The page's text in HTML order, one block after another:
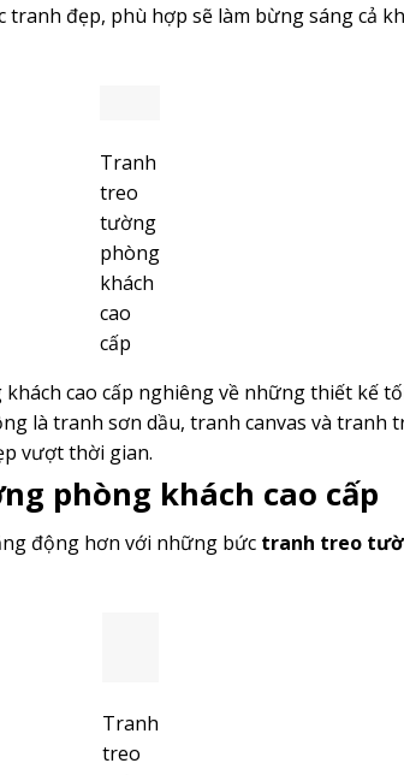
tranh đẹp, phù hợp sẽ làm bừng sáng cả
Tranh
treo
tường
phòng
khách
cao
cấp
cao cấp nghiêng về những thiết kế
là tranh sơn dầu, tranh canvas và
vượt thời gian.
phòng khách cao cấp
động hơn với những bức tranh treo
Tranh
treo